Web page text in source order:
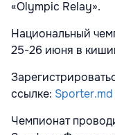
«Olympic Relay».
Национальный
25-26 июня в
ссылке: Sporter.md
Чемпионат